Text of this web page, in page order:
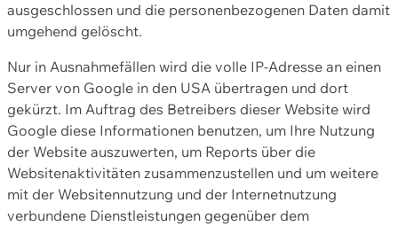
ausgeschlossen und die personenbezogenen Daten damit
umgehend gelöscht.
Nur in Ausnahmefällen wird die volle IP-Adresse an einen
Server von Google in den USA übertragen und dort
gekürzt. Im Auftrag des Betreibers dieser Website wird
Google diese Informationen benutzen, um Ihre Nutzung
der Website auszuwerten, um Reports über die
Websitenaktivitäten zusammenzustellen und um weitere
mit der Websitennutzung und der Internetnutzung
verbundene Dienstleistungen gegenüber dem